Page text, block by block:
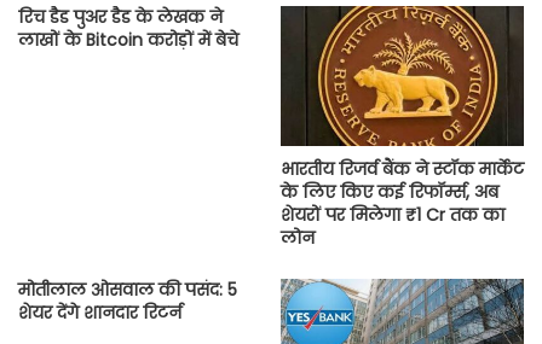
रिच डैड पुअर डैड के लेखक ने
लाखों के Bitcoin करोड़ों में बेचे
भारतीय रिजर्व बैंक ने स्टॉक मार्केट
के लिए किए कई रिफॉर्म्स, अब
शेयरों पर मिलेगा ₹1 Cr तक का
लोन
मोतीलाल ओसवाल की पसंद: 5
शेयर देंगे शानदार रिटर्न